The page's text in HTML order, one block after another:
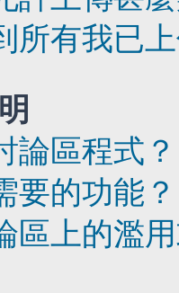
所有我已
論區程式？
要的功能？
區上的濫